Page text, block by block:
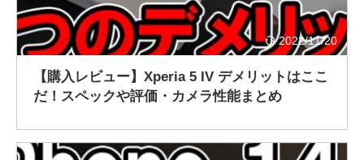
2022/11/20
【購入レビュー】Xperia 5 IV デメリットはここ
だ！スペックや評価・カメラ性能まとめ